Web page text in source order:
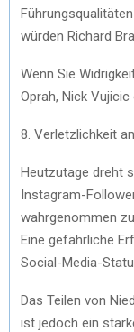
würden Richard
Wenn Sie
Oprah, Nick
8. Verletzlichkeit
Heutzutage dreht
Instagram-
wahrgenommen
Eine gefährliche
Social-Media-
Das Teilen von
ist jedoch ein